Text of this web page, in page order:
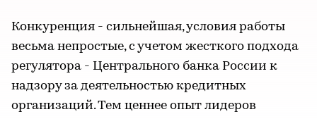
Конкуренция - сильнейшая, условия работы
весьма непростые, с учетом жесткого подхода
регулятора - Центрального банка России к
надзору за деятельностью кредитных
организаций. Тем ценнее опыт лидеров